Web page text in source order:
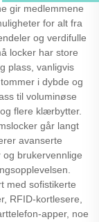
gir medlemmene
for alt fra
og verdifulle
locker har store
plass, vanligvis
i dybde og
til voluminøse
flere klærbytter.
går langt
avanserte
og brukervennlige
med sofistikerte
RFID-kortlesere,
apper, noe